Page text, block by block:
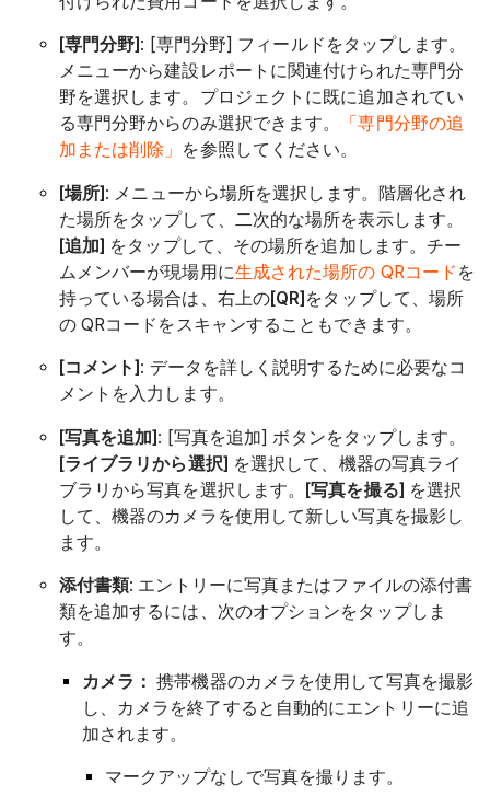
[専門分野] : [専門分野] フィールドをタップします。
メニューから建設レポートに関連付けられた専門分
野を選択します。プロジェクトに既に追加されてい
る専門分野からのみ選択できます。
「専門分野の追
加または削除」 を参照してください。
[場所]: メニューから場所を選択します。階層化され
た場所をタップして、二次的な場所を表示します。
[追加] をタップして、その場所を追加します。チー
ムメンバーが現場用に生成された場所の QRコード を
持っている場合は、右上の[QR]をタップして、場所
の QRコードをスキャンすることもできます。
[コメント] : データを詳しく説明するために必要なコ
メントを入力します。
[写真を追加]: [写真を追加] ボタンをタップします。
[ライブラリから選択] を選択して、機器の写真ライ
ブラリから写真を選択します。 [写真を撮る] を選択
して、機器のカメラを使用して新しい写真を撮影し
ます。
添付書類: エントリーに写真またはファイルの添付書
類を追加するには、次のオプションをタップしま
す。
カメラ： 携帯機器のカメラを使用して写真を撮影
し、カメラを終了すると自動的にエントリーに追
加されます。
マークアップなしで写真を撮ります。